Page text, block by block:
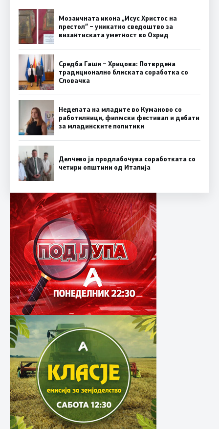
Мозаичната икона „Исус Христос на
престол“ – уникатно сведоштво за
византиската уметност во Охрид
Средба Гаши – Хрицова: Потврдена
традиционално блиската соработка со
Словачка
Неделата на младите во Куманово со
работилници, филмски фестивал и дебати
за младинските политики
Делчево ја продлабочува соработката со
четири општини од Италија